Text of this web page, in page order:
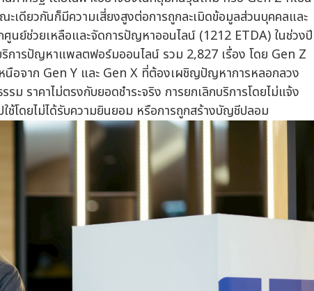
ดียวกันก็มีความเสี่ยงสูงต่อการถูกละเมิดข้อมูลส่วนบุคคลและ
นย์ช่วยเหลือและจัดการปัญหาออนไลน์ (1212 ETDA) ในช่วงปี
การปัญหาแพลตฟอร์มออนไลน์ รวม 2,827 เรื่อง โดย Gen Z
นือจาก Gen Y และ Gen X ที่ต้องเผชิญปัญหาการหลอกลวง
รม ราคาไม่ตรงกับยอดชำระจริง การยกเลิกบริการโดยไม่แจ้ง
โดยไม่ได้รับความยินยอม หรือการถูกสร้างบัญชีปลอม